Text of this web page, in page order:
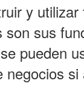
y
sus
pueden